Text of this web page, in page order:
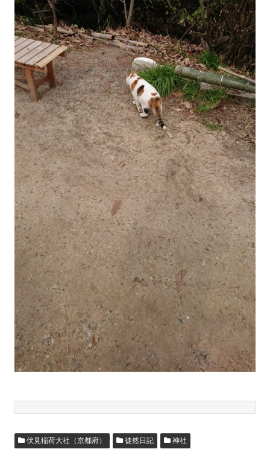
伏見稲荷大社（京都府） 徒然日記 神社